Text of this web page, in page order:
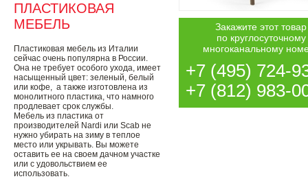
ПЛАСТИКОВАЯ
МЕБЕЛЬ
Пластиковая мебель из Италии
сейчас очень популярна в России.
Она не требует особого ухода, имеет
насыщенный цвет: зеленый, белый
или кофе, а также изготовлена из
монолитного пластика, что намного
продлевает срок службы.
Мебель из пластика от
производителей Nardi или Scab не
нужно убирать на зиму в теплое
место или укрывать. Вы можете
оставить ее на своем дачном участке
или с удовольствием ее
использовать.
Закажите этот товар
по круглосуточному
многоканальному
+7 (495) 724-
+7 (812) 983-